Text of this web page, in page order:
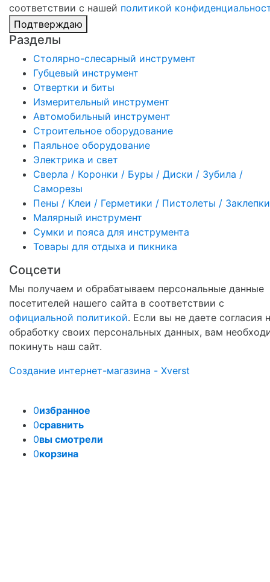
соответствии с нашей политикой
Подтверждаю
Разделы
Столярно-слесарный инструмент
Губцевый инструмент
Отвертки и биты
Измерительный инструмент
Автомобильный инструмент
Строительное оборудование
Паяльное оборудование
Электрика и свет
Сверла / Коронки / Буры / Диски / Зубила /
Саморезы
Пены / Клеи / Герметики / Пистолеты / Заклепки
Малярный инструмент
Сумки и пояса для инструмента
Товары для отдыха и пикника
Соцсети
Мы получаем и обрабатываем персональные данные
посетителей нашего сайта в соответствии с
официальной политикой. Если вы не даете согласия
обработку своих персональных данных, вам
покинуть наш сайт.
Создание интернет-магазина - Xverst
0избранное
0сравнить
0вы смотрели
0корзина